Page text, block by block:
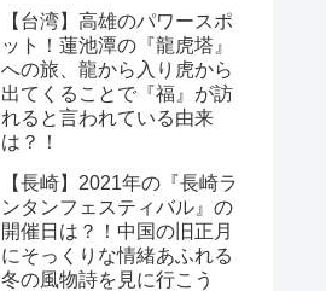
【台湾】高雄のパワースポ
ット！蓮池潭の『龍虎塔』
への旅、龍から入り虎から
出てくることで『福』が訪
れると言われている由来
は？！
【長崎】2021年の『長崎ラ
ンタンフェスティバル』の
開催日は？！中国の旧正月
にそっくりな情緒あふれる
冬の風物詩を見に行こう